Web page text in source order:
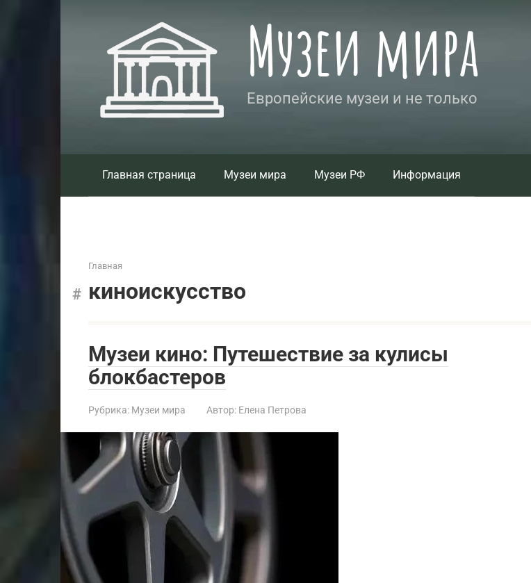
Музеи мира
Европейские музеи и не только
Главная страница Музеи мира Музеи РФ Информация
Главная
киноискусство
Музеи кино: Путешествие за кулисы
блокбастеров
Рубрика: Музеи мира Автор: Елена Петрова